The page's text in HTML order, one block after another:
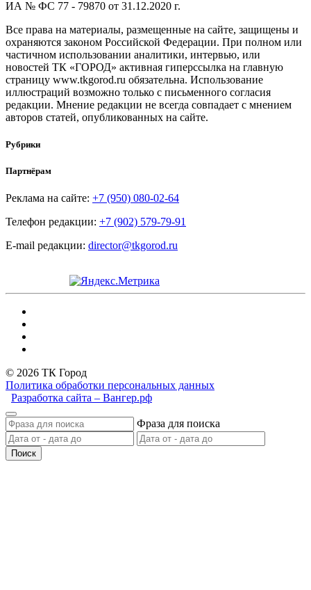
ИА № ФС 77 - 79870 от 31.12.2020 г.
Все права на материалы, размещенные на сайте, защищены и
охраняются законом Российской Федерации. При полном или
частичном использовании аналитики, интервью, или
новостей ТК «ГОРОД» активная гиперссылка на главную
страницу www.tkgorod.ru обязательна. Использование
иллюстраций возможно только с письменного согласия
редакции. Мнение редакции не всегда совпадает с мнением
авторов статей, опубликованных на сайте.
Рубрики
Партнёрам
Реклама на сайте: +7 (950) 080-02-64
Телефон редакции: +7 (902) 579-79-91
E-mail редакции: director@tkgorod.ru
© 2026 ТК Город
Политика обработки персональных данных
Разработка сайта – Вангер.рф
Фраза для поиска
Поиск